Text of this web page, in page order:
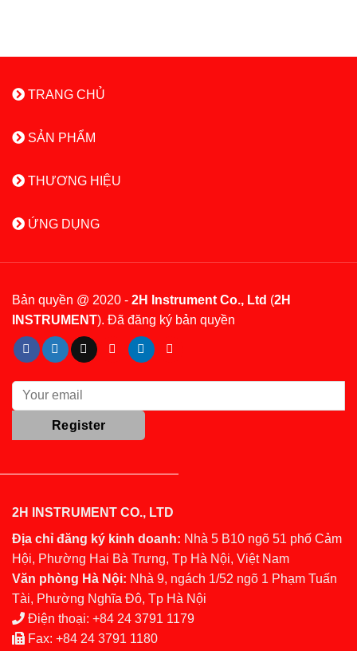
TRANG CHỦ
SẢN PHẨM
THƯƠNG HIỆU
ỨNG DỤNG
Bản quyền @ 2020 - 2H Instrument Co., Ltd (2H
INSTRUMENT). Đã đăng ký bản quyền
2H INSTRUMENT CO., LTD
Địa chỉ đăng ký kinh doanh: Nhà 5 B10 ngõ 51 phố Cảm
Hội, Phường Hai Bà Trưng, Tp Hà Nội, Việt Nam
Văn phòng Hà Nội: Nhà 9, ngách 1/52 ngõ 1 Phạm Tuấn
Tài, Phường Nghĩa Đô, Tp Hà Nội
Điện thoại: +84 24 3791 1179
Fax: +84 24 3791 1180